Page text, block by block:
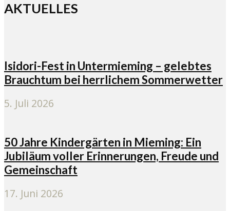
AKTUELLES
Isidori-Fest in Untermieming – gelebtes
Brauchtum bei herrlichem Sommerwetter
5. Juli 2026
50 Jahre Kindergärten in Mieming: Ein
Jubiläum voller Erinnerungen, Freude und
Gemeinschaft
17. Juni 2026